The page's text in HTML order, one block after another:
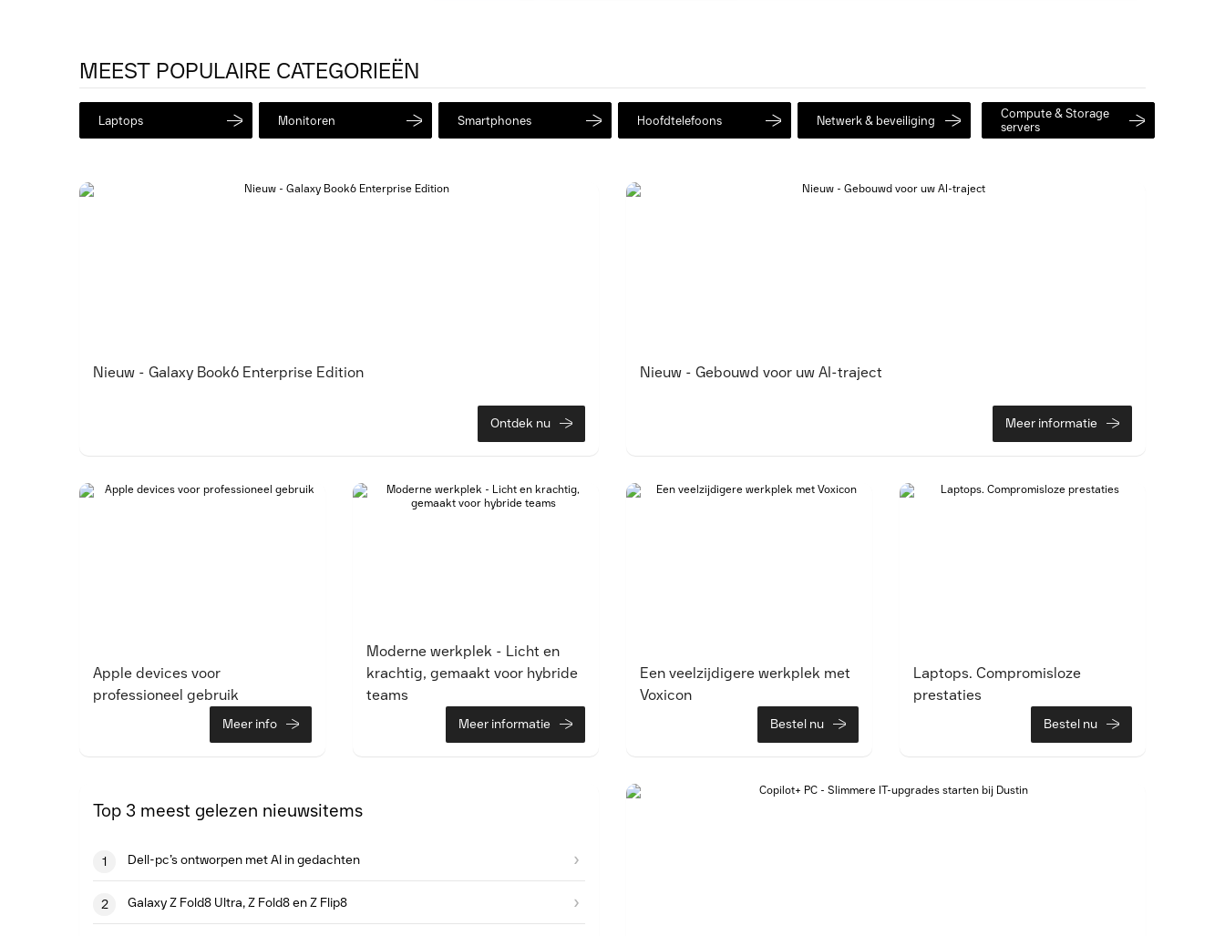
MEEST POPULAIRE CATEGORIEËN
Laptops Monitoren Smartphones Hoofdtelefoons Netwerk & beveiliging
Compute & Storage
servers
Nieuw - Galaxy Book6 Enterprise Edition
Ontdek nu
Nieuw - Gebouwd voor uw AI-traject
Meer informatie
Apple devices voor
professioneel gebruik
Meer info
Moderne werkplek - Licht en
krachtig, gemaakt voor hybride
teams
Meer informatie
Een veelzijdigere werkplek met
Voxicon
Bestel nu
Laptops. Compromisloze
prestaties
Bestel nu
Top 3 meest gelezen nieuwsitems
1 Dell-pc’s ontworpen met AI in gedachten
2 Galaxy Z Fold8 Ultra, Z Fold8 en Z Flip8